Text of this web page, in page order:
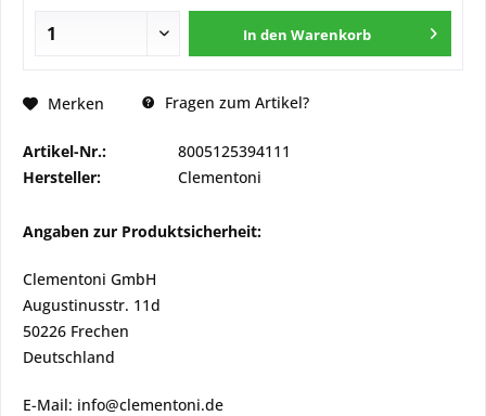
In den Warenkorb
Merken Fragen zum Artikel?
Artikel-Nr.:
8005125394111
Hersteller:
Clementoni
Angaben zur Produktsicherheit:
Clementoni GmbH
Augustinusstr. 11d
50226 Frechen
Deutschland
E-Mail: info@clementoni.de